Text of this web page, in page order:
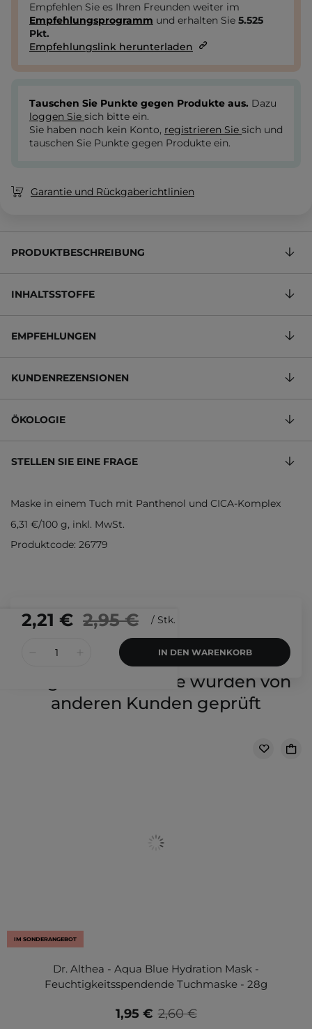
2,21 € 2,95 € / Stk.
IN DEN WARENKORB
Empfehlen Sie es Ihren Freunden weiter im
Empfehlungsprogramm und erhalten Sie 5.525
Pkt.
Empfehlungslink herunterladen
Tauschen Sie Punkte gegen Produkte aus. Dazu
loggen Sie sich bitte ein.
Sie haben noch kein Konto, registrieren Sie sich und
tauschen Sie Punkte gegen Produkte ein.
Garantie und Rückgaberichtlinien
PRODUKTBESCHREIBUNG
INHALTSSTOFFE
EMPFEHLUNGEN
KUNDENREZENSIONEN
ÖKOLOGIE
STELLEN SIE EINE FRAGE
Maske in einem Tuch mit Panthenol und CICA-Komplex
6,31 €/100 g, inkl. MwSt.
Produktcode: 26779
Folgende Produkte wurden von
anderen Kunden geprüft
IM SONDERANGEBOT
Dr. Althea - Aqua Blue Hydration Mask -
Feuchtigkeitsspendende Tuchmaske - 28g
2,60 €
1,95 €